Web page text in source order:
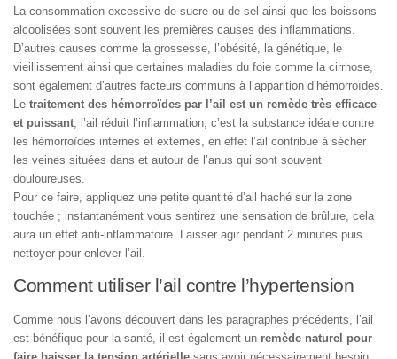
La consommation excessive de sucre ou de sel ainsi que les boissons
alcoolisées sont souvent les premières causes des inflammations.
D’autres causes comme la grossesse, l’obésité, la génétique, le
vieillissement ainsi que certaines maladies du foie comme la cirrhose,
sont également d’autres facteurs communs à l’apparition d’hémorroïdes.
Le traitement des hémorroïdes par l’ail est un remède très efficace
et puissant , l’ail réduit l’inflammation, c’est la substance idéale contre
les hémorroïdes internes et externes, en effet l’ail contribue à sécher
les veines situées dans et autour de l’anus qui sont souvent
douloureuses.
Pour ce faire, appliquez une petite quantité d’ail haché sur la zone
touchée ; instantanément vous sentirez une sensation de brûlure, cela
aura un effet anti-inflammatoire. Laisser agir pendant 2 minutes puis
nettoyer pour enlever l’ail.
Comment utiliser l’ail contre l’hypertension
Comme nous l’avons découvert dans les paragraphes précédents, l’ail
est bénéfique pour la santé, il est également un remède naturel pour